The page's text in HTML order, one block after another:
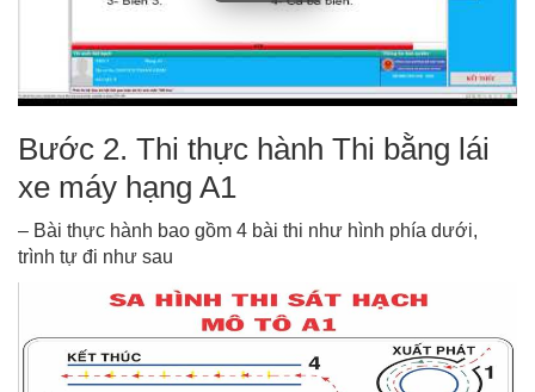
Bước 2. Thi thực hành Thi bằng lái
xe máy hạng A1
– Bài thực hành bao gồm 4 bài thi như hình phía dưới,
trình tự đi như sau